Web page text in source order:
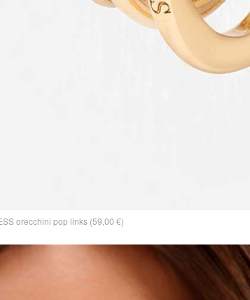
orecchini pop links (59,00 €)